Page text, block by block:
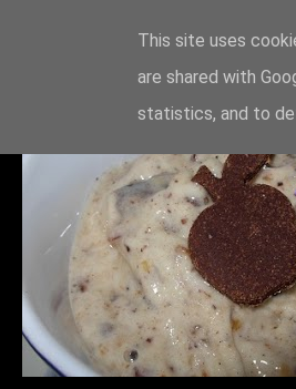
This site uses
are shared with
statistics, and to